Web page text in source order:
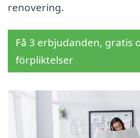
renovering.
Få 3 erbjudanden, gratis
förpliktelser